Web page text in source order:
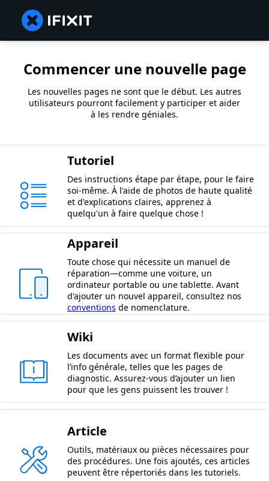
Commencer une nouvelle page
Les nouvelles pages ne sont que le début. Les autres
utilisateurs pourront facilement y participer et aider
à les rendre géniales.
Tutoriel
Des instructions étape par étape, pour le faire
soi-même. À l'aide de photos de haute qualité
et d'explications claires, apprenez à
quelqu'un à faire quelque chose !
Appareil
Toute chose qui nécessite un manuel de
réparation—comme une voiture, un
ordinateur portable ou une tablette. Avant
d'ajouter un nouvel appareil, consultez nos
conventions de nomenclature.
Wiki
Les documents avec un format flexible pour
l’info générale, telles que les pages de
diagnostic. Assurez-vous d’ajouter un lien
pour que les gens puissent les trouver !
Article
Outils, matériaux ou pièces nécessaires pour
des procédures. Une fois ajoutés, ces articles
peuvent être répertoriés dans les tutoriels.